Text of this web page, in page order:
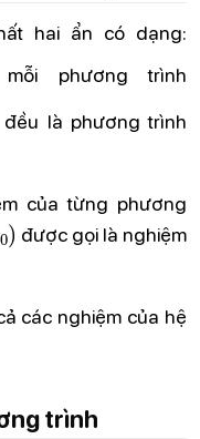
hai ẩn có dạng:
phương trình
đều là phương trình
của từng phương
)
được gọi là nghiệm
các nghiệm của hệ
trình